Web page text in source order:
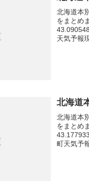
北海道本
をまとめ
天気予報
北海道
北海道本
をまとめ
町天気予